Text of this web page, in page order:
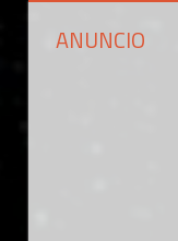
ANUNCIO